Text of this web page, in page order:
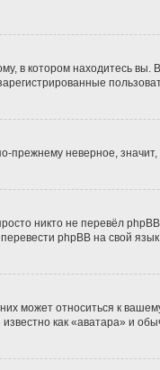
в котором находитесь
прежнему неверное,
никто не перевёл
phpBB на свой
может относиться к
как «аватара» и